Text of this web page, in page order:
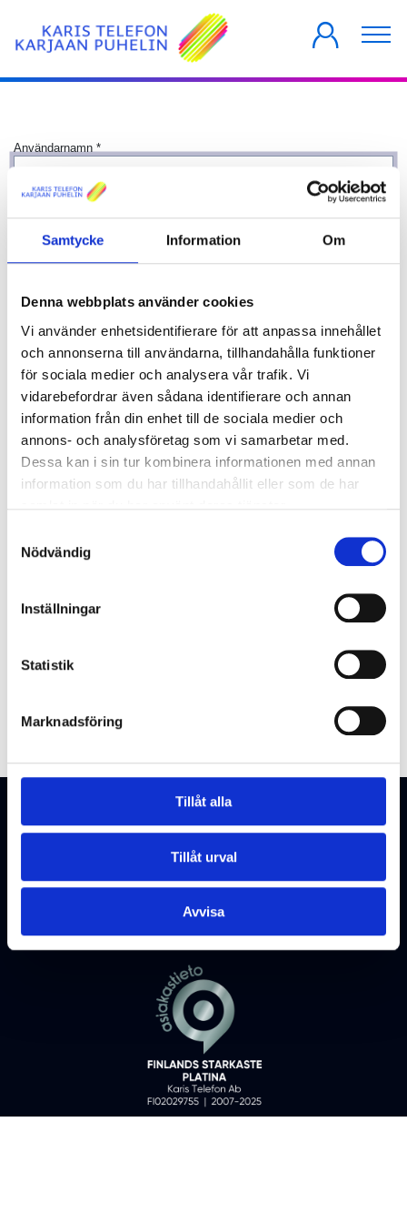
Samtycke Information Om
Denna webbplats använder cookies
Vi använder enhetsidentifierare för att anpassa innehållet
och annonserna till användarna, tillhandahålla funktioner
för sociala medier och analysera vår trafik. Vi
vidarebefordrar även sådana identifierare och annan
information från din enhet till de sociala medier och
annons- och analysföretag som vi samarbetar med.
Dessa kan i sin tur kombinera informationen med annan
information som du har tillhandahållit eller som de har
Nödvändig
Inställningar
Statistik
Marknadsföring
Tillåt alla
Tillåt urval
Avvisa
FÖRETAG
Användarnamn*
Logga in
Glömt lösenordet?
Glömt användarnamnet?
Karis Telefon Ab ©2026All rights reserved
Fo-nummer: 0202975-5